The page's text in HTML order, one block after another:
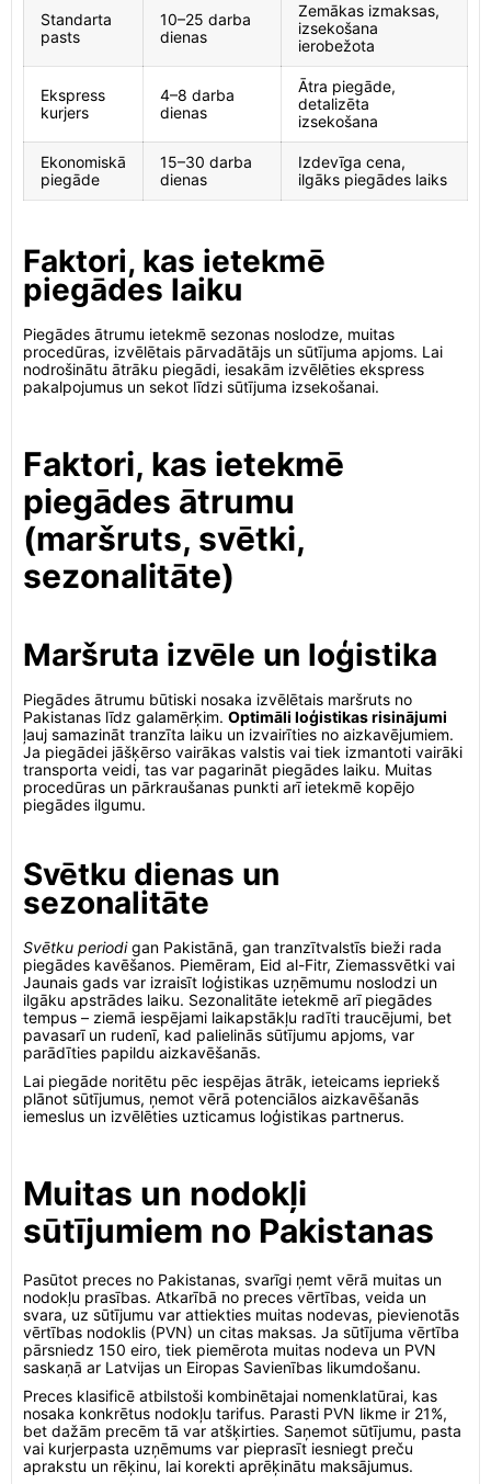
Standarta
pasts
10–25 darba
dienas
Zemākas izmaksas,
izsekošana
ierobežota
Ekspress
kurjers
4–8 darba
dienas
Ātra piegāde,
detalizēta
izsekošana
Ekonomiskā
piegāde
15–30 darba
dienas
Izdevīga cena,
ilgāks piegādes laiks
Faktori, kas ietekmē
piegādes laiku
Piegādes ātrumu ietekmē sezonas noslodze, muitas
procedūras, izvēlētais pārvadātājs un sūtījuma apjoms. Lai
nodrošinātu ātrāku piegādi, iesakām izvēlēties ekspress
pakalpojumus un sekot līdzi sūtījuma izsekošanai.
Faktori, kas ietekmē
piegādes ātrumu
(maršruts, svētki,
sezonalitāte)
Maršruta izvēle un loģistika
Piegādes ātrumu būtiski nosaka izvēlētais maršruts no
Pakistanas līdz galamērķim. Optimāli loģistikas risinājumi
ļauj samazināt tranzīta laiku un izvairīties no aizkavējumiem.
Ja piegādei jāšķērso vairākas valstis vai tiek izmantoti vairāki
transporta veidi, tas var pagarināt piegādes laiku. Muitas
procedūras un pārkraušanas punkti arī ietekmē kopējo
piegādes ilgumu.
Svētku dienas un
sezonalitāte
Svētku periodigan Pakistānā, gan tranzītvalstīs bieži rada
piegādes kavēšanos. Piemēram, Eid al-Fitr, Ziemassvētki vai
Jaunais gads var izraisīt loģistikas uzņēmumu noslodzi un
ilgāku apstrādes laiku. Sezonalitāte ietekmē arī piegādes
tempus – ziemā iespējami laikapstākļu radīti traucējumi, bet
pavasarī un rudenī, kad palielinās sūtījumu apjoms, var
parādīties papildu aizkavēšanās.
Lai piegāde noritētu pēc iespējas ātrāk, ieteicams iepriekš
plānot sūtījumus, ņemot vērā potenciālos aizkavēšanās
iemeslus un izvēlēties uzticamus loģistikas partnerus.
Muitas un nodokļi
sūtījumiem no Pakistanas
Pasūtot preces no Pakistanas, svarīgi ņemt vērā muitas un
nodokļu prasības. Atkarībā no preces vērtības, veida un
svara, uz sūtījumu var attiekties muitas nodevas, pievienotās
vērtības nodoklis (PVN) un citas maksas. Ja sūtījuma vērtība
pārsniedz 150 eiro, tiek piemērota muitas nodeva un PVN
saskaņā ar Latvijas un Eiropas Savienības likumdošanu.
Preces klasificē atbilstoši kombinētajai nomenklatūrai, kas
nosaka konkrētus nodokļu tarifus. Parasti PVN likme ir 21%,
bet dažām precēm tā var atšķirties. Saņemot sūtījumu, pasta
vai kurjerpasta uzņēmums var pieprasīt iesniegt preču
aprakstu un rēķinu, lai korekti aprēķinātu maksājumus.